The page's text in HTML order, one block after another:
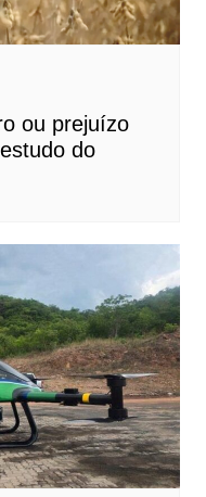
ou prejuízo
do